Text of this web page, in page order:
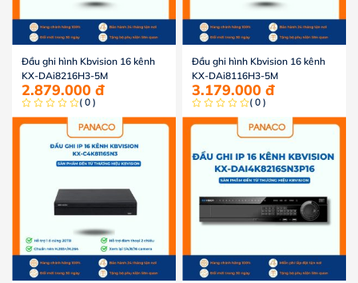
Đầu ghi hình Kbvision 16 kênh
KX-DAi8216H3-5M
2.879.000 đ
( 0 )
Đầu ghi hình Kbvision 16 kênh
KX-DAi8116H3-5M
3.179.000 đ
( 0 )